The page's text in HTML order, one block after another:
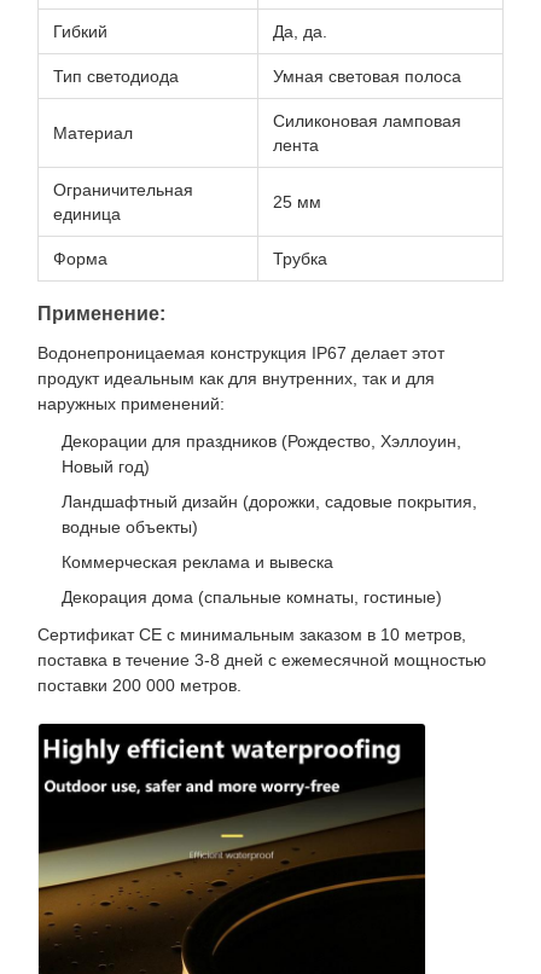
Гибкий Да, да.
Тип светодиода Умная световая полоса
Материал
Силиконовая ламповая
лента
Ограничительная
единица
25 мм
Форма Трубка
Применение:
Водонепроницаемая конструкция IP67 делает этот
продукт идеальным как для внутренних, так и для
наружных применений:
Декорации для праздников (Рождество, Хэллоуин,
Новый год)
Ландшафтный дизайн (дорожки, садовые покрытия,
водные объекты)
Коммерческая реклама и вывеска
Декорация дома (спальные комнаты, гостиные)
Сертификат CE с минимальным заказом в 10 метров,
поставка в течение 3-8 дней с ежемесячной мощностью
поставки 200 000 метров.